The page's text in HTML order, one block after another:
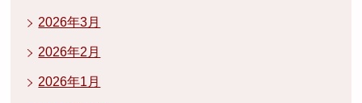
2026年3月
2026年2月
2026年1月